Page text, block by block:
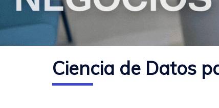
Ciencia de Datos